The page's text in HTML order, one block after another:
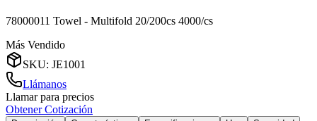
78000011 Towel - Multifold 20/200cs 4000/cs
Más Vendido
SKU: JE1001
Llámanos
Llamar para precios
Obtener Cotización